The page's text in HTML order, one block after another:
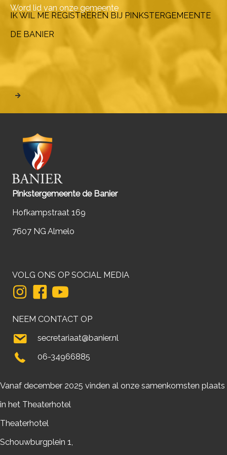
Word lid van onze gemeente
IK WIL ME REGISTREREN BIJ PINKSTERGEMEENTE
DE BANIER
Pinkstergemeente de Banier
Hofkampstraat 169
7607 NG Almelo
VOLG ONS OP SOCIAL MEDIA
NEEM CONTACT OP
secretariaat@banier.nl
06-34966885
Vanaf december 2025 vinden al onze samenkomsten plaats
in het Theaterhotel
Theaterhotel
Schouwburgplein 1,